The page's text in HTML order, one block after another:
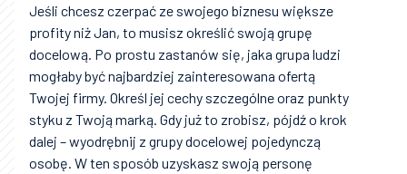
Jeśli chcesz czerpać ze swojego biznesu większe
profity niż Jan, to musisz określić swoją grupę
docelową. Po prostu zastanów się, jaka grupa ludzi
mogłaby być najbardziej zainteresowana ofertą
Twojej firmy. Określ jej cechy szczególne oraz punkty
styku z Twoją marką. Gdy już to zrobisz, pójdź o krok
dalej – wyodrębnij z grupy docelowej pojedynczą
osobę. W ten sposób uzyskasz swoją personę